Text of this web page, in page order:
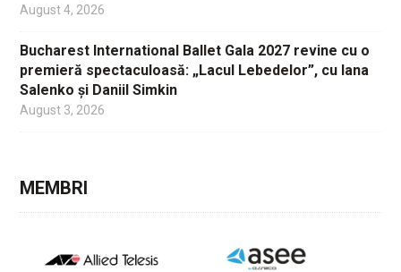
August 4, 2026
Bucharest International Ballet Gala 2027 revine cu o
premieră spectaculoasă: „Lacul Lebedelor”, cu Iana
Salenko și Daniil Simkin
August 3, 2026
MEMBRI